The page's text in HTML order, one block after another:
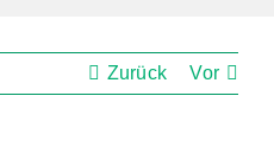
Zurück Vor